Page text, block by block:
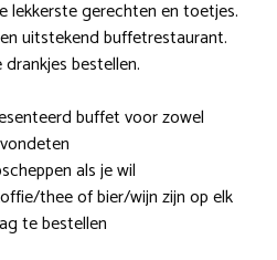
lekkerste gerechten en toetjes.
uitstekend buffetrestaurant.
bestellen.
buffet voor zowel
als je wil
thee of bier/wijn zijn op elk
te bestellen